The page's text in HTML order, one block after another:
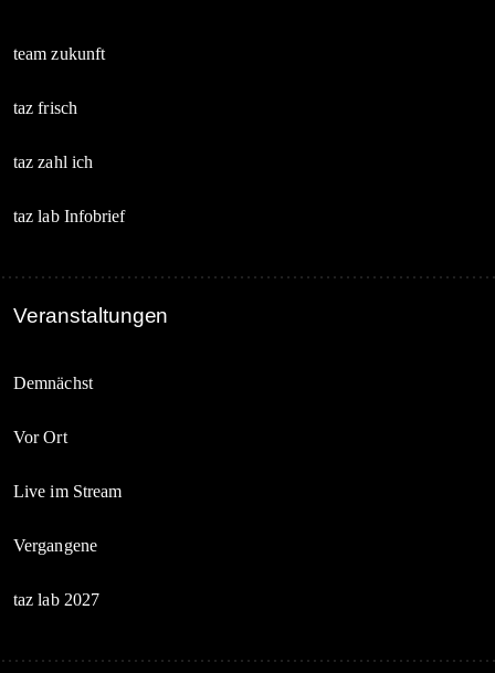
team zukunft
taz frisch
taz zahl ich
taz lab Infobrief
Veranstaltungen
Demnächst
Vor Ort
Live im Stream
Vergangene
taz lab 2027